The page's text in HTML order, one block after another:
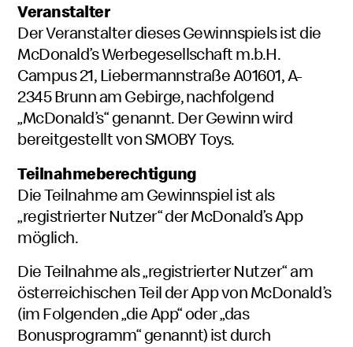
Veranstalter
Der Veranstalter dieses Gewinnspiels ist die
McDonald’s Werbegesellschaft m.b.H.
Campus 21, Liebermannstraße A01601, A-
2345 Brunn am Gebirge, nachfolgend
„McDonald’s“ genannt. Der Gewinn wird
bereitgestellt von SMOBY Toys.
Teilnahmeberechtigung
Die Teilnahme am Gewinnspiel ist als
„registrierter Nutzer“ der McDonald’s App
möglich.
Die Teilnahme als „registrierter Nutzer“ am
österreichischen Teil der App von McDonald’s
(im Folgenden „die App“ oder „das
Bonusprogramm“ genannt) ist durch